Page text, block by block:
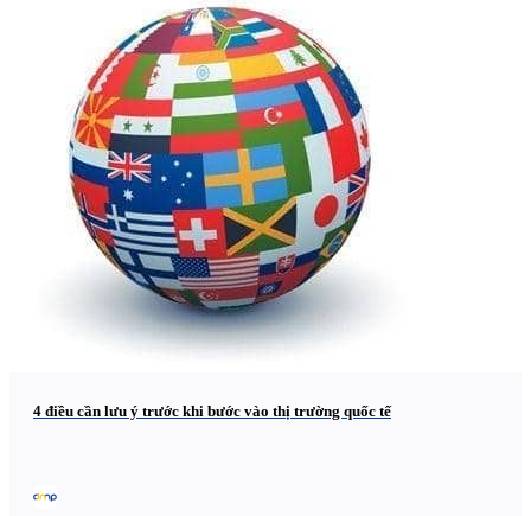
4 điều cần lưu ý trước khi bước vào thị trường quốc tế